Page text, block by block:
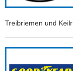
Treibriemen und